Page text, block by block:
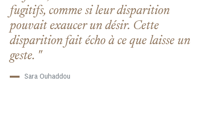
fugitifs, comme si leur disparition
pouvait exaucer un désir. Cette
disparition fait écho à ce que laisse un
geste.
Sara Ouhaddou